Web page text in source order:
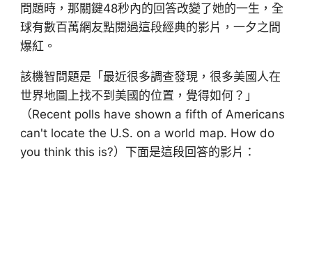
問題時，那關鍵48秒內的回答改變了她的一生，全
球有數百萬網友點閱過這段經典的影片，一夕之間
爆紅。
該機智問題是「最近很多調查發現，很多美國人在
世界地圖上找不到美國的位置，覺得如何？」
（Recent polls have shown a fifth of Americans
can't locate the U.S. on a world map. How do
you think this is?）下面是這段回答的影片：